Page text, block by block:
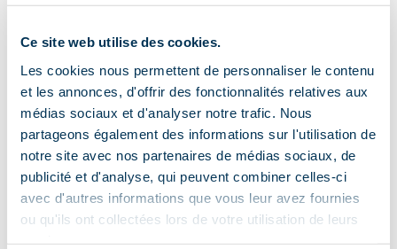
Ce site web utilise des cookies.
Les cookies nous permettent de personnaliser le contenu
et les annonces, d'offrir des fonctionnalités relatives aux
médias sociaux et d'analyser notre trafic. Nous
partageons également des informations sur l'utilisation de
notre site avec nos partenaires de médias sociaux, de
publicité et d'analyse, qui peuvent combiner celles-ci
avec d'autres informations que vous leur avez fournies
ou qu'ils ont collectées lors de votre utilisation de leurs
Information mise à jour le
25/06/2026